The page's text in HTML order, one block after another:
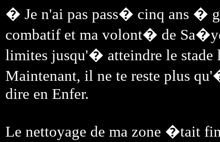
� Je n'ai pas pass� cinq ans �
combatif et ma volont� de
limites jusqu'� atteindre le
Maintenant, il ne te reste plus
dire en Enfer.
Le nettoyage de ma zone �tait